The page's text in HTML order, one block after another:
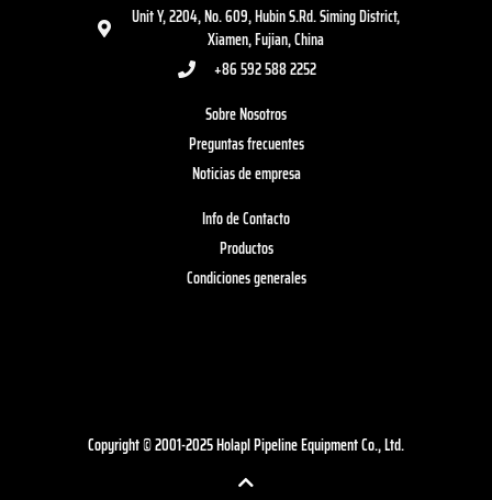
Unit Y, 2204, No. 609, Hubin S.Rd. Siming District,
Xiamen, Fujian, China
+86 592 588 2252
Sobre Nosotros
Preguntas frecuentes
Noticias de empresa
Info de Contacto
Productos
Condiciones generales
Copyright © 2001-2025 Holapl Pipeline Equipment Co., Ltd.